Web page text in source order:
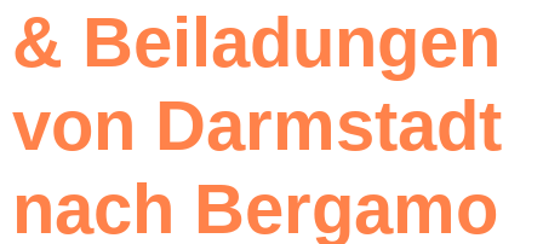
& Beiladungen
von Darmstadt
nach Bergamo